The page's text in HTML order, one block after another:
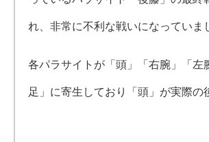
れ、非常に不利な戦いになっていま
各パラサイトが「頭」「右腕」「左
足」に寄生しており「頭」が実際の